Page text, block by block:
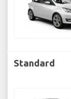
Standard